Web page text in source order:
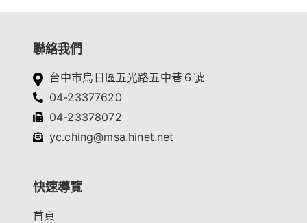
聯絡我們
台中市烏日區五光路五中巷６號
04-23377620
04-23378072
yc.ching@msa.hinet.net
快速導覽
首頁